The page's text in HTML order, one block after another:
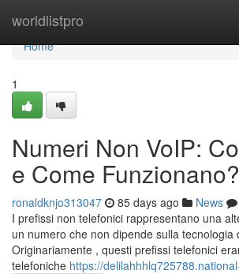
worldlistpro
Home
Home
1
Numeri Non VoIP:
e Come Funzionano?
ronaldknjo313047 85 days ago News
I prefissi non telefonici rappresentano una
un numero che non dipende sulla tecnologia
Originariamente , questi prefissi telefonici
telefoniche https://